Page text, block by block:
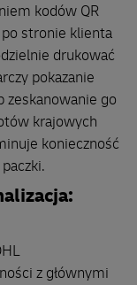
kodów QR
po stronie klienta
drukować
pokazanie
zeskanowanie go
krajowych
konieczność
z głównymi